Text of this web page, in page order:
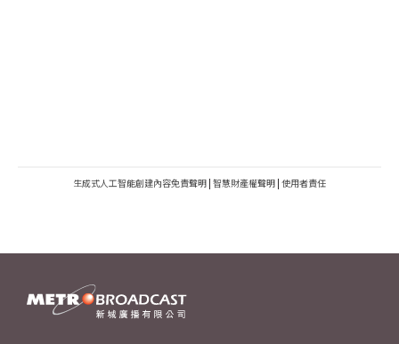
生成式人工智能創建內容免責聲明 | 智慧財產權聲明 | 使用者責任